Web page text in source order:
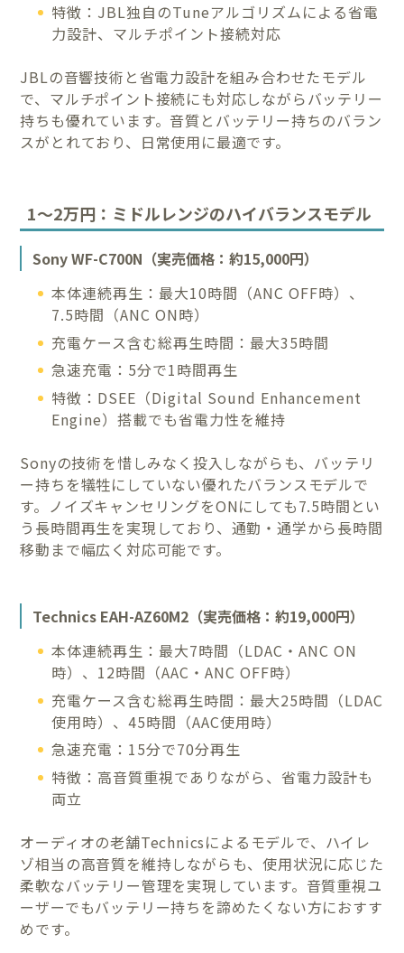
特徴：JBL独自のTuneアルゴリズムによる省電
力設計、マルチポイント接続対応
JBLの音響技術と省電力設計を組み合わせたモデル
で、マルチポイント接続にも対応しながらバッテリー
持ちも優れています。音質とバッテリー持ちのバラン
スがとれており、日常使用に最適です。
1〜2万円：ミドルレンジのハイバランスモデル
Sony WF-C700N（実売価格：約15,000円）
本体連続再生：最大10時間（ANC OFF時）、
7.5時間（ANC ON時）
充電ケース含む総再生時間：最大35時間
急速充電：5分で1時間再生
特徴：DSEE（Digital Sound Enhancement
Engine）搭載でも省電力性を維持
Sonyの技術を惜しみなく投入しながらも、バッテリ
ー持ちを犠牲にしていない優れたバランスモデルで
す。ノイズキャンセリングをONにしても7.5時間とい
う長時間再生を実現しており、通勤・通学から長時間
移動まで幅広く対応可能です。
Technics EAH-AZ60M2（実売価格：約19,000円）
本体連続再生：最大7時間（LDAC・ANC ON
時）、12時間（AAC・ANC OFF時）
充電ケース含む総再生時間：最大25時間（LDAC
使用時）、45時間（AAC使用時）
急速充電：15分で70分再生
特徴：高音質重視でありながら、省電力設計も
両立
オーディオの老舗Technicsによるモデルで、ハイレ
ゾ相当の高音質を維持しながらも、使用状況に応じた
柔軟なバッテリー管理を実現しています。音質重視ユ
ーザーでもバッテリー持ちを諦めたくない方におすす
めです。